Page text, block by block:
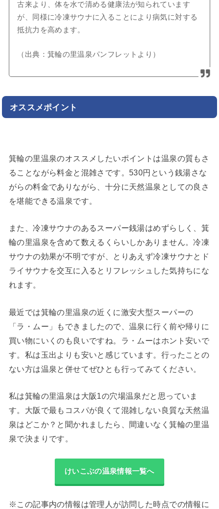
古来より、体を水で清める健康法が知られています
が、同様に冷凍サウナに入ることにより病気に対する
抵抗力を高めます。
（出典：箕輪の里温泉パンフレットより）
オススメポイント
箕輪の里温泉のオススメしたいポイントは温泉の質もさ
ることながら料金と混雑さです。530円という銭湯さな
がらの料金でありながら、十分に天然温泉としての良さ
を堪能できる温泉です。
また、冷凍サウナのあるスーパー銭湯はめずらしく、箕
輪の里温泉を含めて数えるくらいしかありません。冷凍
サウナの効果が不明ですが、とりあえず冷凍サウナとド
ライサウナを交互に入るとリフレッシュした気持ちにな
れます。
最近では箕輪の里温泉の近くに激安大型スーパーの
「ラ・ムー」もできましたので、温泉に行く前や帰りに
買い物にいくのも良いですね。ラ・ムーはホント安いで
す。私は玉出よりも安いと感じています。行ったことの
ない方は温泉と併せてぜひとも行ってみてください。
私は箕輪の里温泉は大阪1の穴場温泉だと思っていま
す。大阪で最もコスパが良くて混雑しない良質な天然温
泉はどこか？と聞かれましたら、間違いなく箕輪の里温
泉で決まりです。
けいこぶの温泉情報一覧へ
※この記事内の情報は管理人が訪問した時点での情報に